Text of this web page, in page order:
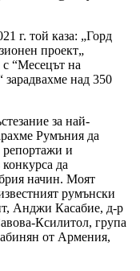
г. той каза: „Горд
проект„
“Mесецът на
над 350
за най-
Румъния да
репортажи и
да
начин. Моят
румънски
Анджи Касабие, д-р
Ксилитол, група
от Армения,